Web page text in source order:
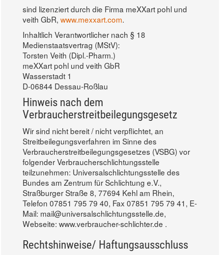
sind lizenziert durch die Firma meXXart pohl und
veith GbR, www.mexxart.com.
Inhaltlich Verantwortlicher nach § 18
Medienstaatsvertrag (MStV):
Torsten Veith (Dipl.-Pharm.)
meXXart pohl und veith GbR
Wasserstadt 1
D-06844 Dessau-Roßlau
Hinweis nach dem
Verbraucherstreitbeilegungsgesetz
Wir sind nicht bereit / nicht verpflichtet, an
Streitbeilegungsverfahren im Sinne des
Verbraucherstreitbeilegungsgesetzes (VSBG) vor
folgender Verbraucherschlichtungsstelle
teilzunehmen: Universalschlichtungsstelle des
Bundes am Zentrum für Schlichtung e.V.,
Straßburger Straße 8, 77694 Kehl am Rhein,
Telefon 07851 795 79 40, Fax 07851 795 79 41, E-
Mail: mail@universalschlichtungsstelle.de,
Webseite: www.verbraucher-schlichter.de .
Rechtshinweise/ Haftungsausschluss